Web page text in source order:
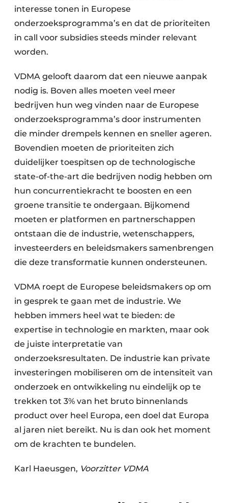
interesse tonen in Europese
onderzoeksprogramma’s en dat de prioriteiten
in call voor subsidies steeds minder relevant
worden.
VDMA gelooft daarom dat een nieuwe aanpak
nodig is. Boven alles moeten veel meer
bedrijven hun weg vinden naar de Europese
onderzoeksprogramma’s door instrumenten
die minder drempels kennen en sneller ageren.
Bovendien moeten de prioriteiten zich
duidelijker toespitsen op de technologische
state-of-the-art die bedrijven nodig hebben om
hun concurrentiekracht te boosten en een
groene transitie te ondergaan. Bijkomend
moeten er platformen en partnerschappen
ontstaan die de industrie, wetenschappers,
investeerders en beleidsmakers samenbrengen
die deze transformatie kunnen ondersteunen.
VDMA roept de Europese beleidsmakers op om
in gesprek te gaan met de industrie. We
hebben immers heel wat te bieden: de
expertise in technologie en markten, maar ook
de juiste interpretatie van
onderzoeksresultaten. De industrie kan private
investeringen mobiliseren om de intensiteit van
onderzoek en ontwikkeling nu eindelijk op te
trekken tot 3% van het bruto binnenlands
product over heel Europa, een doel dat Europa
al jaren niet bereikt. Nu is dan ook het moment
om de krachten te bundelen.
Karl Haeusgen, Voorzitter VDMA